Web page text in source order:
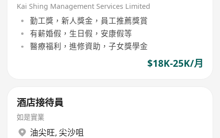
Kai Shing Management Services Limited
勤工獎，新人獎金，員工推薦獎賞
有薪婚假，生日假，安康假等
醫療福利，進修資助，子女獎學金
$18K-25K/月
酒店接待員
如是實業
油尖旺, 尖沙咀